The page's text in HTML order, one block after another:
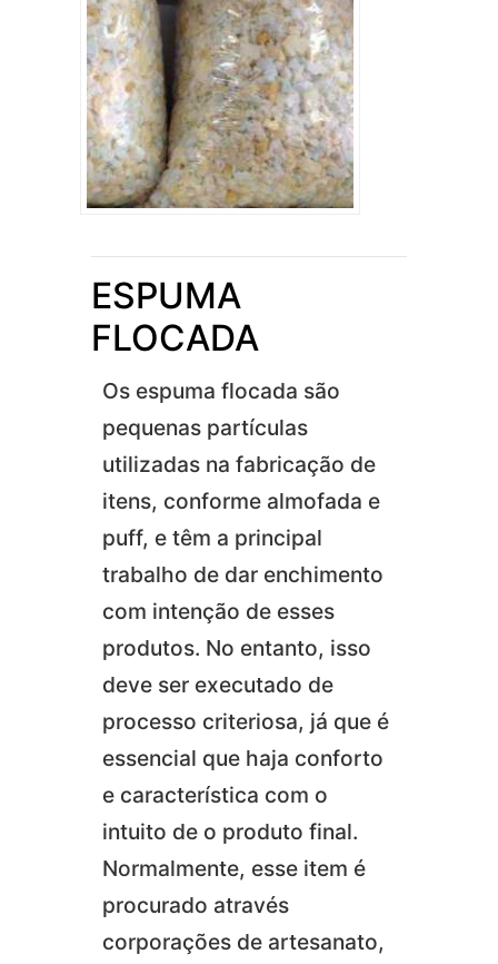
ESPUMA
FLOCADA
Os espuma flocada são
pequenas partículas
utilizadas na fabricação de
itens, conforme almofada e
puff, e têm a principal
trabalho de dar enchimento
com intenção de esses
produtos. No entanto, isso
deve ser executado de
processo criteriosa, já que é
essencial que haja conforto
e característica com o
intuito de o produto final.
Normalmente, esse item é
procurado através
corporações de artesanato,